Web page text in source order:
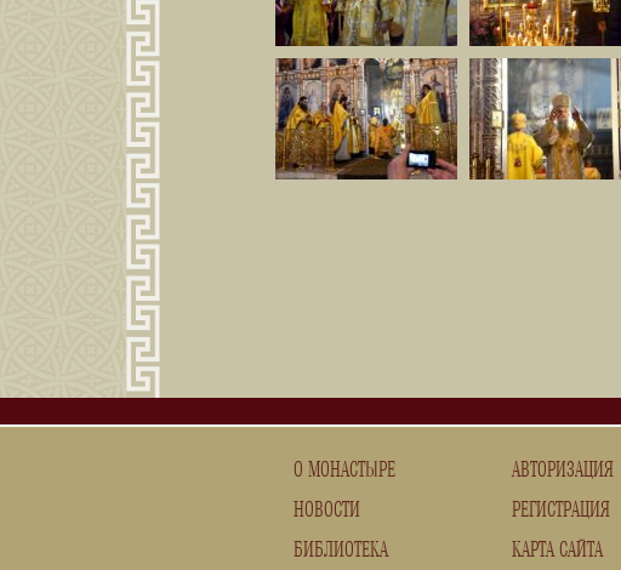
О МОНАСТЫРЕ
НОВОСТИ
БИБЛИОТЕКА
АВТОРИЗАЦИЯ
РЕГИСТРАЦИЯ
КАРТА САЙТА